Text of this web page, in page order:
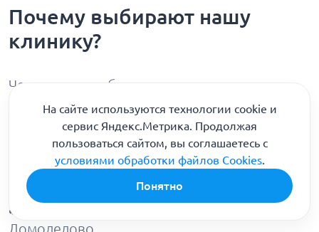
Почему выбирают нашу
клинику?
Честные цены без скрытых переплат,
опытные врачи и оперативная помощь 24/7
✅ Строгая анонимность и уважение к
каждому пациенту
8 (800) 301-90-04
🚑 Круглосуточный выезд бригады в
На сайте используются технологии cookie и
сервис Яндекс.Метрика. Продолжая
пользоваться сайтом, вы соглашаетесь с
условиями обработки файлов Cookies.
Понятно